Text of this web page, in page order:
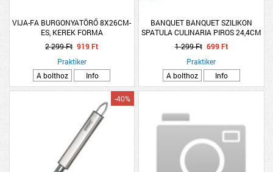
VIJA-FA BURGONYATÖRŐ 8X26CM-
ES, KEREK FORMA
2 299 Ft 919 Ft
Praktiker
A bolthoz
Info
BANQUET BANQUET SZILIKON
SPATULA CULINARIA PIROS 24,4CM
1 299 Ft 699 Ft
Praktiker
A bolthoz
Info
-40%